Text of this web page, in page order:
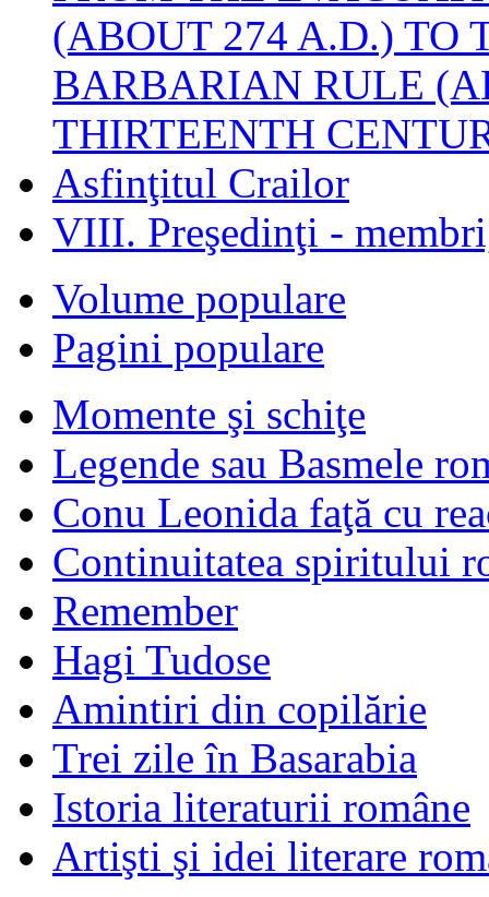
(ABOUT 274 A.D.) TO
BARBARIAN RULE
THIRTEENTH
Asfinţitul Crailor
VIII. Preşedinţi -
Volume populare
Pagini populare
Momente şi schiţe
Legende sau Basmele
Conu Leonida faţă cu
Continuitatea spiritului
Remember
Hagi Tudose
Amintiri din copilărie
Trei zile în Basarabia
Istoria literaturii române
Artişti şi idei literare